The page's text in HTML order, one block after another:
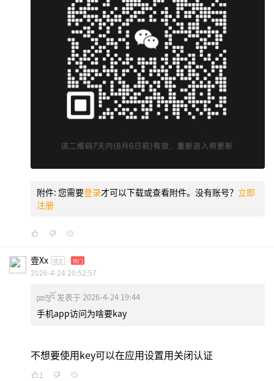
附件: 您需要登录才可以下载或查看附件。没有账号？ 立即
注册
壹xx 楼主 热门
2026-4-24 20:52:57
㏘ལུའོ 发表于 2026-4-24 19:44
手机app访问为啥要kay
不想要使用key可以在应用设置用关闭认证
1